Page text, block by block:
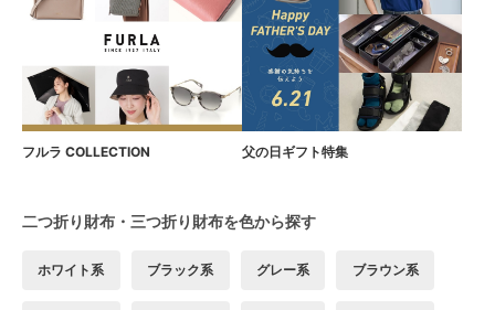
フルラ COLLECTION 父の日ギフト特集
二つ折り財布・三つ折り財布を色から探す
ホワイト系 ブラック系 グレー系 ブラウン系